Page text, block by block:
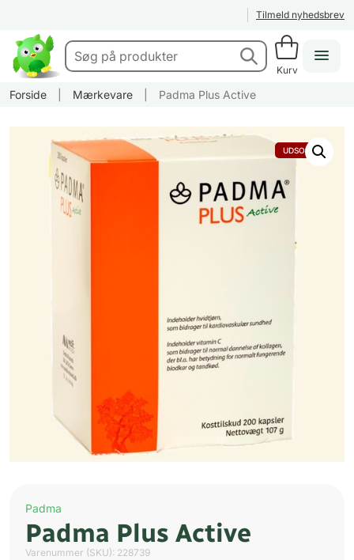
Tilmeld nyhedsbrev
Kurv
Forside Mærkevare Padma Plus Active
UDSOLGT
Padma
Padma Plus Active
Varenummer (SKU): 228739